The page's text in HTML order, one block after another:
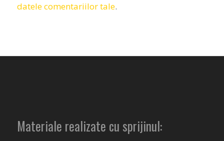
datele comentariilor tale.
Materiale realizate cu sprijinul: